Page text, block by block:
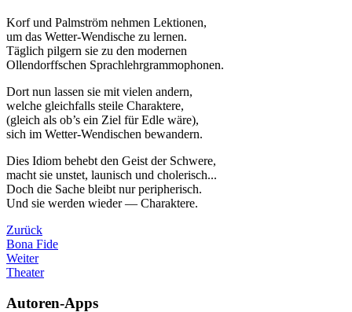
Korf und Palmström nehmen Lektionen,
um das Wetter-Wendische zu lernen.
Täglich pilgern sie zu den modernen
Ollendorffschen Sprachlehrgrammophonen.
Dort nun lassen sie mit vielen andern,
welche gleichfalls steile Charaktere,
(gleich als ob’s ein Ziel für Edle wäre),
sich im Wetter-Wendischen bewandern.
Dies Idiom behebt den Geist der Schwere,
macht sie unstet, launisch und cholerisch...
Doch die Sache bleibt nur peripherisch.
Und sie werden wieder — Charaktere.
Zurück
Bona Fide
Weiter
Theater
Autoren-Apps